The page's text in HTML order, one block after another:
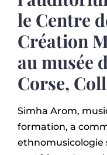
le Centre
Création
au musée
Corse,
Simha Arom,
formation, a
ethnomusicologie